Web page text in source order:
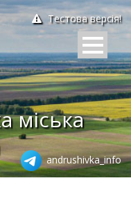
Тестова версія!
міська
andrushivka_info